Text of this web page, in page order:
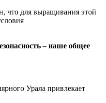
что для выращивания этой
– наше общее
Урала привлекает